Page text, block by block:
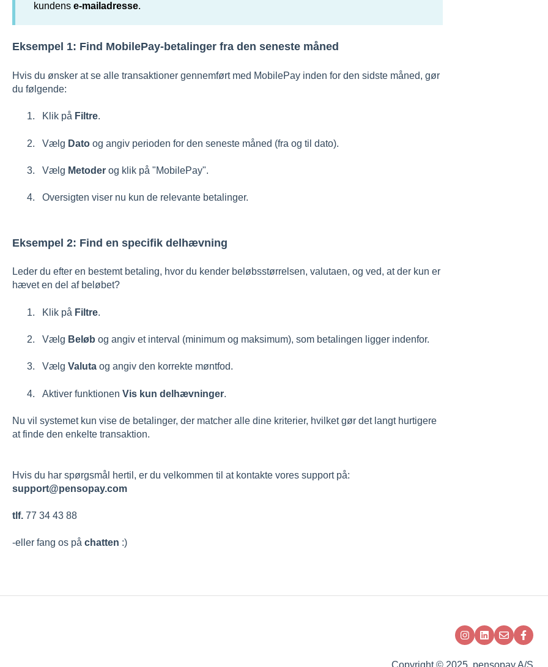
kundens e-mailadresse.
Eksempel 1: Find MobilePay-betalinger fra den seneste måned
Hvis du ønsker at se alle transaktioner gennemført med MobilePay inden for den sidste måned, gør
du følgende:
Klik på Filtre.
Vælg Datoog angiv perioden for den seneste måned (fra og til dato).
Vælg Metoderog klik på "MobilePay".
Oversigten viser nu kun de relevante betalinger.
Eksempel 2: Find en specifik delhævning
Leder du efter en bestemt betaling, hvor du kender beløbsstørrelsen, valutaen, og ved, at der kun er
hævet en del af beløbet?
Klik på Filtre.
Vælg Beløb og angiv et interval (minimum og maksimum), som betalingen ligger indenfor.
Vælg Valutaog angiv den korrekte møntfod.
Aktiver funktionen Vis kun delhævninger.
Nu vil systemet kun vise de betalinger, der matcher alle dine kriterier, hvilket gør det langt hurtigere
at finde den enkelte transaktion.
Hvis du har spørgsmål hertil, er du velkommen til at kontakte vores support på:
support@pensopay.com
tlf.77 34 43 88
-eller fang os på chatten :)
Copyright © 2025, pensopay A/S